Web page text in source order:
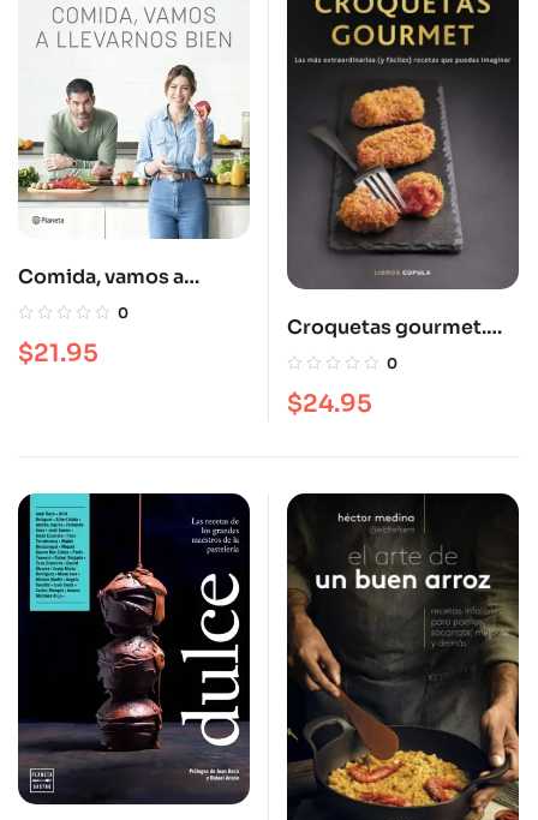
Comida, vamos a
llevarnos bien
0
$21.95
Croquetas gourmet.
Edición tapa blanda
0
$24.95